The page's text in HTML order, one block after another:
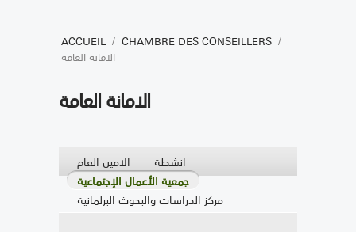
ACCUEIL / CHAMBRE DES CONSEILLERS /
الامانة العامة
الامانة العامة
الامين العام
انشطة
جمعية الأعمال الإجتماعية
مركز الدراسات والبحوث البرلمانية